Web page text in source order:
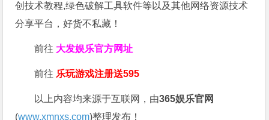
创技术教程,绿色破解工具软件等以及其他网络资源技术
分享平台，好货不私藏！
前往 大发娱乐官方网址
前往 乐玩游戏注册送595
以上内容均来源于互联网，由365娱乐官网
(www.xmnxs.com)整理发布！